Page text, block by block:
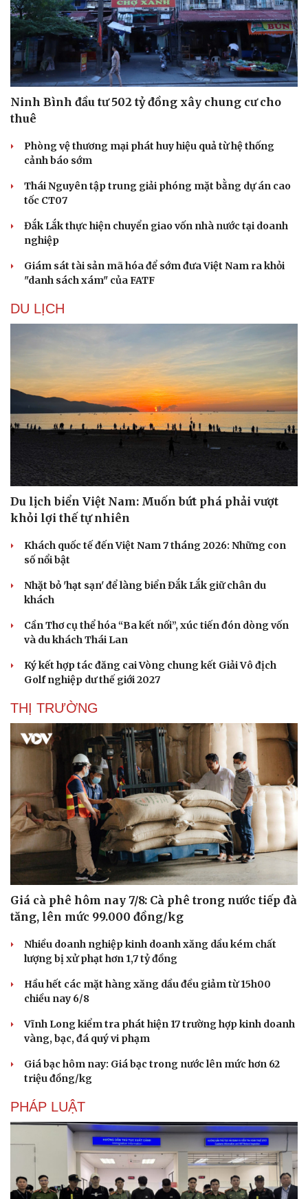
Doanh nghiệp
Thông tin doanh nghiệp
Doanh nghiệp 24h
Doanh nhân
Công nghệ
Sành điệu
Tin Công nghệ
Trải nghiệm
Sức khỏe
Cây thuốc
Sản phụ khoa
Nam khoa
Làm đẹp - giảm cân
Phòng mạch online
Ăn sạch sống khỏe
Đời sống
Blog
Ninh Bình đầu tư 502 tỷ đồng xây chung cư cho
thuê
Phòng vệ thương mại phát huy hiệu quả từ hệ thống
cảnh báo sớm
Thái Nguyên tập trung giải phóng mặt bằng dự án cao
tốc CT07
Đắk Lắk thực hiện chuyển giao vốn nhà nước tại doanh
nghiệp
Giám sát tài sản mã hóa để sớm đưa Việt Nam ra khỏi
"danh sách xám" của FATF
DU LỊCH
Du lịch biển Việt Nam: Muốn bứt phá phải vượt
khỏi lợi thế tự nhiên
Khách quốc tế đến Việt Nam 7 tháng 2026: Những con
số nổi bật
Nhặt bỏ 'hạt sạn' để làng biển Đắk Lắk giữ chân du
khách
Cần Thơ cụ thể hóa “Ba kết nối”, xúc tiến đón dòng vốn
và du khách Thái Lan
Ký kết hợp tác đăng cai Vòng chung kết Giải Vô địch
Golf nghiệp dư thế giới 2027
THỊ TRƯỜNG
Giá cà phê hôm nay 7/8: Cà phê trong nước tiếp đà
tăng, lên mức 99.000 đồng/kg
Nhiều doanh nghiệp kinh doanh xăng dầu kém chất
lượng bị xử phạt hơn 1,7 tỷ đồng
Hầu hết các mặt hàng xăng dầu đều giảm từ 15h00
chiều nay 6/8
Vĩnh Long kiểm tra phát hiện 17 trường hợp kinh doanh
vàng, bạc, đá quý vi phạm
Giá bạc hôm nay: Giá bạc trong nước lên mức hơn 62
triệu đồng/kg
PHÁP LUẬT